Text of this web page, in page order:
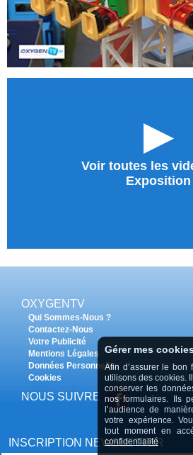
►
Voir toutes les
Exposition
OXYGENTV
Qui Sommes-Nous ?
Contactez-Nous
Votre Publicité
Mentions Légales
Données Personnelles
Cookies
NOUS SUIVRE
INSCRIPTION NEWSLETTER
Gérer mes cookies
Afin d’assurer le bon
utilisons des cookies.
conserver les
nos formulaires. Ils
l’audience de
votre expérience.
tout moment en
confidentialité